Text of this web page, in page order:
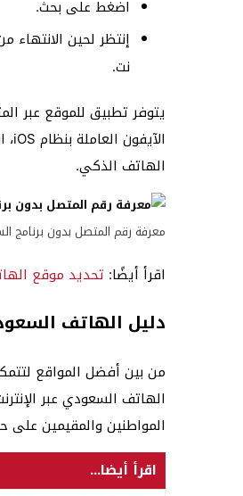
اضغط على بحث.
إنتظر لحين
نت.
الهاتف الذكي.
معرفة رقم المتصل بدون برنامج
اقرأ أيضًا: تحديد موقع
دليل الهاتف
من بين أفضل المواقع
الهاتف السعودي عبر
المواطنين والمقيمين على
اقرأ أيضا...